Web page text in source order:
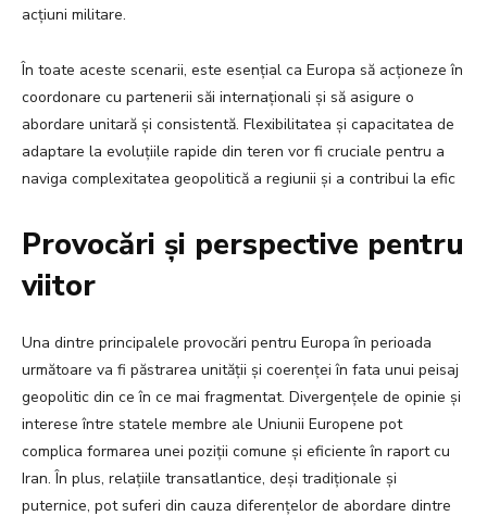
acțiuni militare.
În toate aceste scenarii, este esențial ca Europa să acționeze în
coordonare cu partenerii săi internaționali și să asigure o
abordare unitară și consistentă. Flexibilitatea și capacitatea de
adaptare la evoluțiile rapide din teren vor fi cruciale pentru a
naviga complexitatea geopolitică a regiunii și a contribui la efic
Provocări și perspective pentru
viitor
Una dintre principalele provocări pentru Europa în perioada
următoare va fi păstrarea unității și coerenței în fata unui peisaj
geopolitic din ce în ce mai fragmentat. Divergențele de opinie și
interese între statele membre ale Uniunii Europene pot
complica formarea unei poziții comune și eficiente în raport cu
Iran. În plus, relațiile transatlantice, deși tradiționale și
puternice, pot suferi din cauza diferențelor de abordare dintre